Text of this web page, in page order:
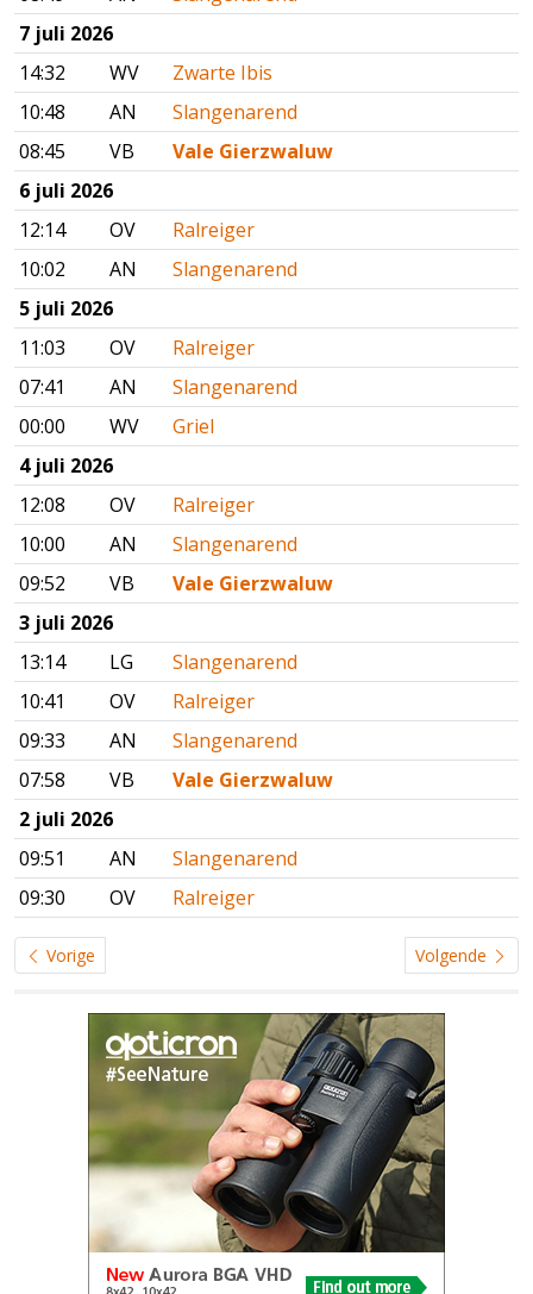
7 juli 2026
14:32
WV
Zwarte Ibis
10:48
AN
Slangenarend
08:45
VB
Vale Gierzwaluw
6 juli 2026
12:14
OV
Ralreiger
10:02
AN
Slangenarend
5 juli 2026
11:03
OV
Ralreiger
07:41
AN
Slangenarend
00:00
WV
Griel
4 juli 2026
12:08
OV
Ralreiger
10:00
AN
Slangenarend
09:52
VB
Vale Gierzwaluw
3 juli 2026
13:14
LG
Slangenarend
10:41
OV
Ralreiger
09:33
AN
Slangenarend
07:58
VB
Vale Gierzwaluw
2 juli 2026
09:51
AN
Slangenarend
09:30
OV Ralreiger
Vorige Volgende